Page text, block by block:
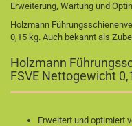
Erweiterung, Wartung und
Holzmann
0,15 kg. Auch bekannt als
Holzmann
FSVE Nettogewicht
Erweitert und optimiert